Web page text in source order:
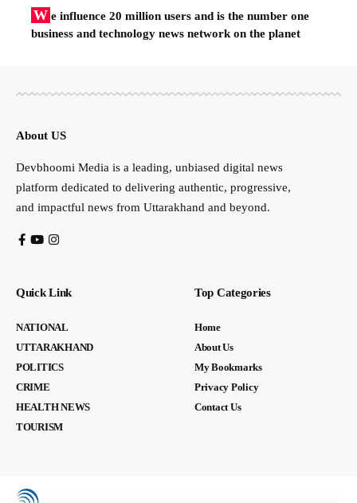
W e influence 20 million users and is the number one
business and technology news network on the planet
About US
Devbhoomi Media is a leading, unbiased digital news
platform dedicated to delivering authentic, progressive,
and impactful news from Uttarakhand and beyond.
Quick Link
NATIONAL
UTTARAKHAND
POLITICS
CRIME
HEALTH NEWS
TOURISM
Top Categories
Home
About Us
My Bookmarks
Privacy Policy
Contact Us